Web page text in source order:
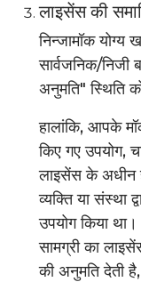
लाइसेंस की
निन्जामॉक योग्य
सार्वजनिक/
अनुमति" स्थिति
हालांकि, आपके
किए गए उपयोग,
लाइसेंस के
व्यक्ति या संस्था
उपयोग किया
सामग्री का
की अनुमति देती है,